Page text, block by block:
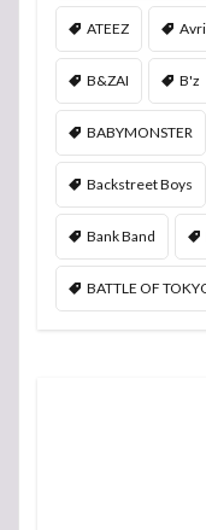
ATEEZ
B&ZAI B'z
BABYMONSTER
Backstreet Boys
Bank Band
BATTLE OF